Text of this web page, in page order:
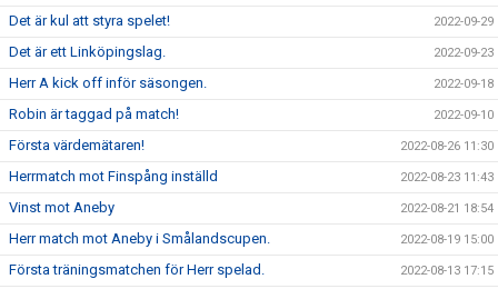
Det är kul att styra spelet! 2022-09-29
Det är ett Linköpingslag. 2022-09-23
Herr A kick off inför säsongen. 2022-09-18
Robin är taggad på match! 2022-09-10
Första värdemätaren! 2022-08-26 11:30
Herrmatch mot Finspång inställd 2022-08-23 11:43
Vinst mot Aneby 2022-08-21 18:54
Herr match mot Aneby i Smålandscupen. 2022-08-19 15:00
Första träningsmatchen för Herr spelad. 2022-08-13 17:15